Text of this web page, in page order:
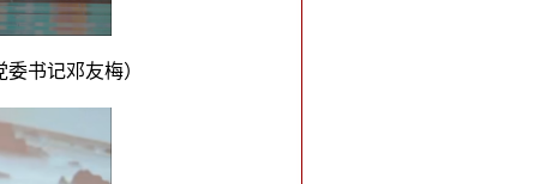
书记邓友梅）